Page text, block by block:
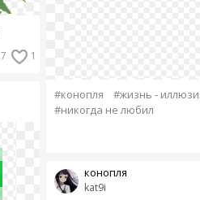
7 1
#конопля
#жизнь -
#никогда не любил
kat9i
конопля